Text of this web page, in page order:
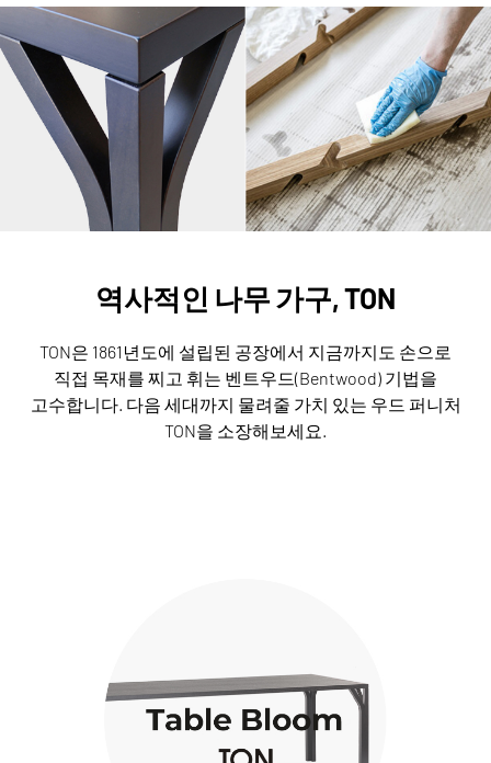
역사적인 나무 가구, TON
TON은 1861년도에 설립된 공장에서 지금까지도 손으로
직접 목재를 찌고 휘는 벤트우드(Bentwood) 기법을
고수합니다. 다음 세대까지 물려줄 가치 있는 우드 퍼니처
TON을 소장해보세요.